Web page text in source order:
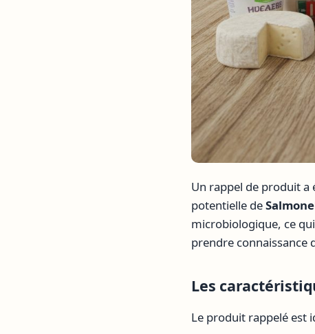
Un rappel de produit a
potentielle de
microbiologique, ce
prendre connaissance
Les
Le produit rappelé est